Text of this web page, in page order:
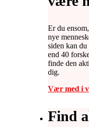
Er du
nye
siden kan
end 40
finde den
dig.
Vær med i
Find